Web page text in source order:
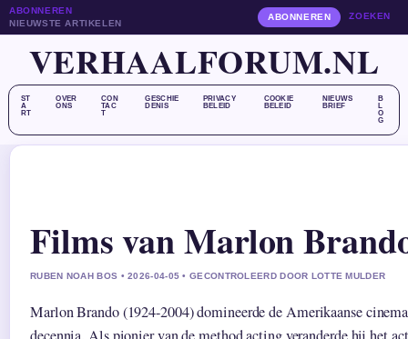
ABONNEREN
NIEUWSTE ARTIKELEN
ABONNEREN ZOEKEN
VERHAALFORUM.NL
ST
A
RT
OVER
ONS
CON
TAC
T
GESCHIE
DENIS
PRIVACY
BELEID
COOKIE
BELEID
NIEUWS
BRIEF
B
L
O
G
Films van Marlon
RUBEN NOAH BOS • 2026-04-05 • GECONTROLEERD DOOR LOTTE MULDER
Marlon Brando (1924-2004) domineerde de Amerikaanse